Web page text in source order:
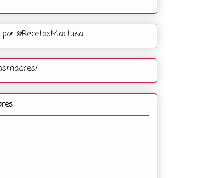
@RecetasMartuka